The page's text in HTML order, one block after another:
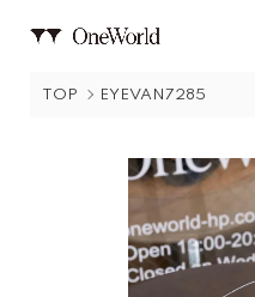
TOP EYEVAN7285